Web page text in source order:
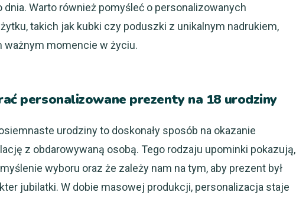
Warto również pomyśleć o personalizowanych
takich jak kubki czy poduszki z unikalnym nadrukiem,
ważnym momencie w życiu.
personalizowane prezenty na 18 urodziny
urodziny to doskonały sposób na okazanie
z obdarowywaną osobą. Tego rodzaju upominki pokazują,
wyboru oraz że zależy nam na tym, aby prezent był
jubilatki. W dobie masowej produkcji, personalizacja staje